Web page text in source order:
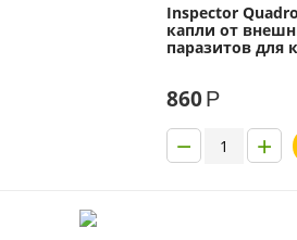
Inspector
капли от
паразитов для
860Р
+
−